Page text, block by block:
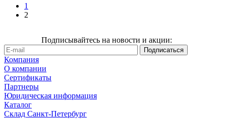
1
2
Подписывайтесь на новости и акции:
Компания
О компании
Сертификаты
Партнеры
Юридическая информация
Каталог
Cклад Санкт-Петербург